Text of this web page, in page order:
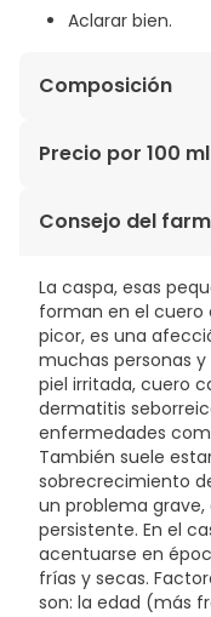
Aclarar bien.
Composición
WATER (AQUA).
CETEARETH-60
CHLORIDE.
Precio por 100 ml
11,99€ / 100 ml
Consejo del
La caspa, esas
forman en el cuero
picor, es una
muchas personas
piel irritada, cuero
dermatitis
enfermedades
También suele
sobrecrecimiento
un problema
persistente. En el
acentuarse en
frías y secas.
son: la edad (más